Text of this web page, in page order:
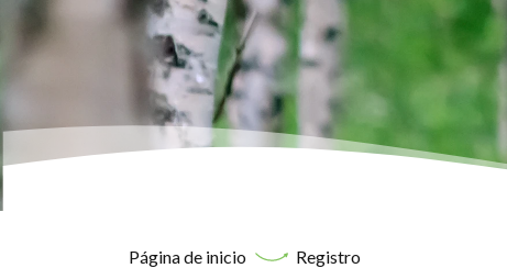
Página de inicio Registro